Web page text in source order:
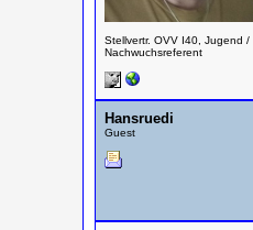
Stellvertr. OVV I40, Jugend /
Nachwuchsreferent
Hansruedi
Guest